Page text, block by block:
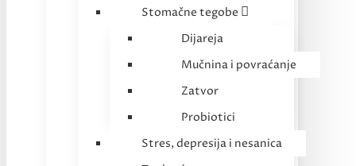
Stomačne tegobe
Dijareja
Mučnina i povraćanje
Zatvor
Probiotici
Stres, depresija i nesanica